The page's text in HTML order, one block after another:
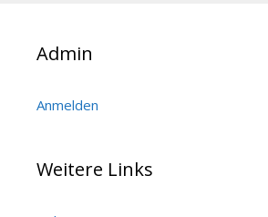
Admin
Anmelden
Weitere Links